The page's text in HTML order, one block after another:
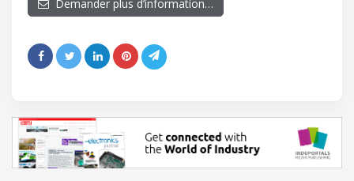
Demander plus d’information…